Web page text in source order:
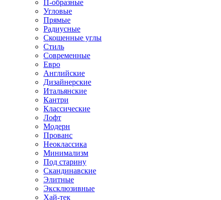
П-образные
Угловые
Прямые
Радиусные
Скошенные углы
Стиль
Современные
Евро
Английские
Дизайнерские
Итальянские
Кантри
Классические
Лофт
Модерн
Прованс
Неоклассика
Минимализм
Под старину
Скандинавские
Элитные
Эксклюзивные
Хай-тек